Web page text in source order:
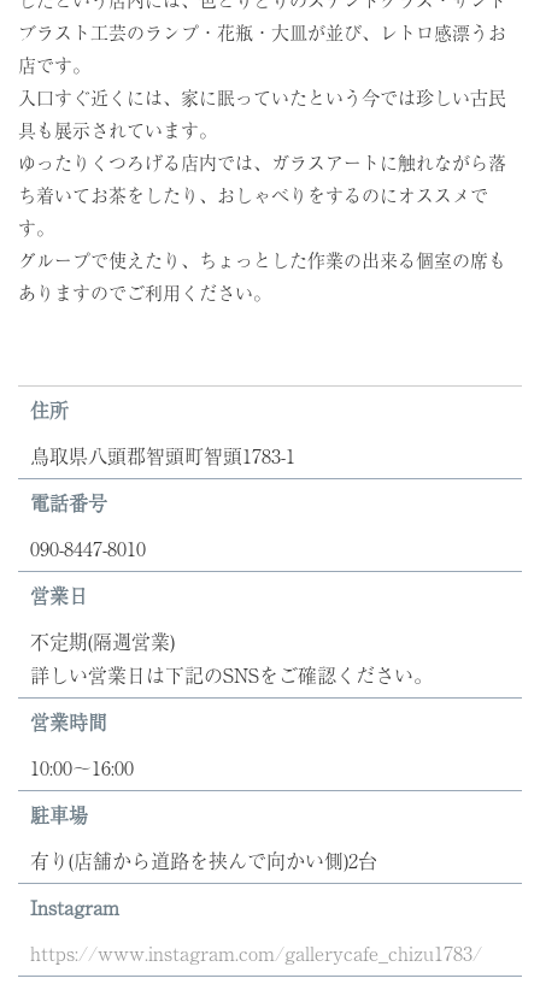
ブラスト工芸のランプ・花瓶・大皿が並び、レトロ感漂うお
店です。
入口すぐ近くには、家に眠っていたという今では珍しい古民
具も展示されています。
ゆったりくつろげる店内では、ガラスアートに触れながら落
ち着いてお茶をしたり、おしゃべりをするのにオススメで
す。
グループで使えたり、ちょっとした作業の出来る個室の席も
ありますのでご利用ください。
住所
鳥取県八頭郡智頭町智頭1783-1
電話番号
090-8447-8010
営業日
不定期(隔週営業)
詳しい営業日は下記のSNSをご確認ください。
営業時間
10:00～16:00
駐車場
有り(店舗から道路を挟んで向かい側)2台
Instagram
https://www.instagram.com/gallerycafe_chizu1783/